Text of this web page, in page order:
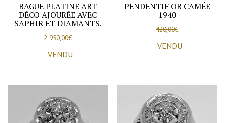
BAGUE PLATINE ART
DÉCO AJOURÉE AVEC
SAPHIR ET DIAMANTS.
2 950,00€
VENDU
PENDENTIF OR CAMÉE
1940
420,00€
VENDU